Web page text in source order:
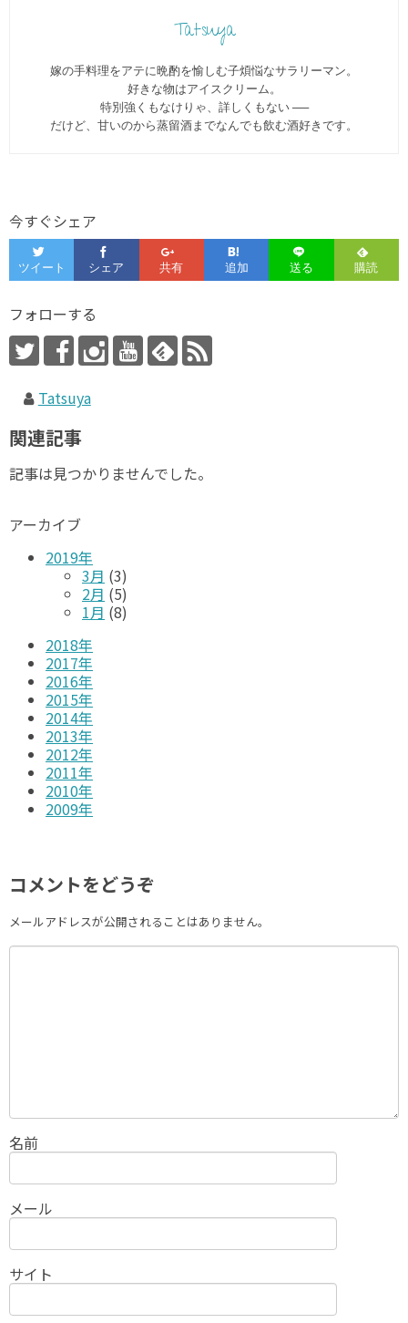
Tatsuya
嫁の手料理をアテに晩酌を愉しむ子煩悩なサラリーマン。
好きな物はアイスクリーム。
特別強くもなけりゃ、詳しくもない ──
だけど、甘いのから蒸留酒までなんでも飲む酒好きです。
今すぐシェア
フォローする
Tatsuya
関連記事
記事は見つかりませんでした。
アーカイブ
2019年
3月 (3)
2月 (5)
1月 (8)
2018年
2017年
2016年
2015年
2014年
2013年
2012年
2011年
2010年
2009年
コメントをどうぞ
メールアドレスが公開されることはありません。
名前
メール
サイト